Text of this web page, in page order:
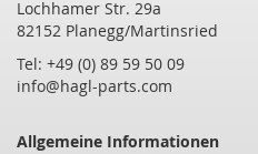
Lochhamer Str. 29a
82152 Planegg/Martinsried
Tel: +49 (0) 89 59 50 09
info@hagl-parts.com
Allgemeine Informationen